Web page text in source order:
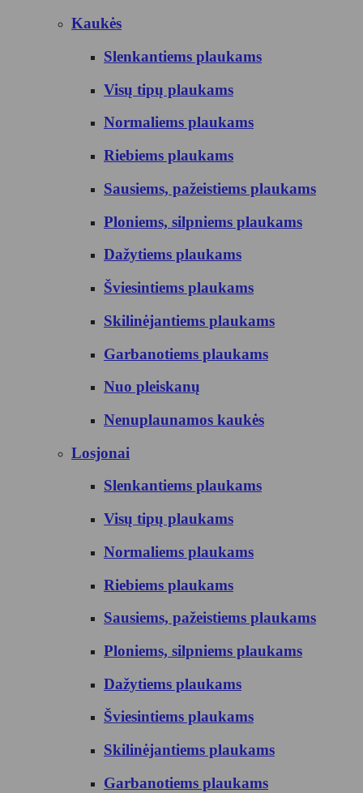
Kaukės
Slenkantiems plaukams
Visų tipų plaukams
Normaliems plaukams
Riebiems plaukams
Sausiems, pažeistiems plaukams
Ploniems, silpniems plaukams
Dažytiems plaukams
Šviesintiems plaukams
Skilinėjantiems plaukams
Garbanotiems plaukams
Nuo pleiskanų
Nenuplaunamos kaukės
Losjonai
Slenkantiems plaukams
Visų tipų plaukams
Normaliems plaukams
Riebiems plaukams
Sausiems, pažeistiems plaukams
Ploniems, silpniems plaukams
Dažytiems plaukams
Šviesintiems plaukams
Skilinėjantiems plaukams
Garbanotiems plaukams